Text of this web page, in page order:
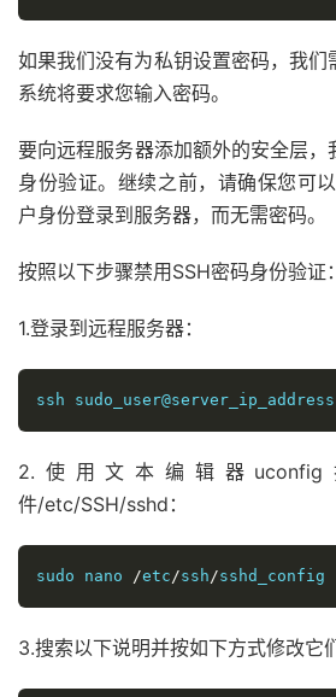
如果我们没有为私钥设置密码，我们
系统将要求您输入密码。
要向远程服务器添加额外的安全层，
身份验证。继续之前，请确保您可
户身份登录到服务器，而无需密码。
按照以下步骤禁用SSH密码身份验证：
1.登录到远程服务器：
ssh sudo_user@server_ip_address
2.使用文本编辑器uconfig
件/etc/SSH/sshd：
sudo nano /etc/ssh/sshd_config
3.搜索以下说明并按如下方式修改它们